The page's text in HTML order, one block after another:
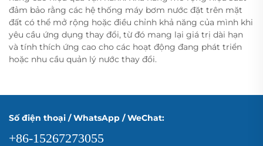
đảm bảo rằng các hệ thống máy bơm nước đặt trên mặt
đất có thể mở rộng hoặc điều chỉnh khả năng của mình khi
yêu cầu ứng dụng thay đổi, từ đó mang lại giá trị dài hạn
và tính thích ứng cao cho các hoạt động đang phát triển
hoặc nhu cầu quản lý nước thay đổi.
Số điện thoại / WhatsApp / WeChat:
+86-15267273055